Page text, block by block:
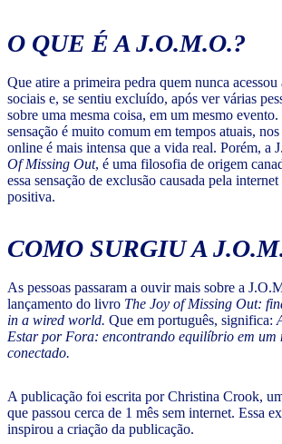
O QUE É A J.O.M.O.?
Que atire a primeira pedra quem nunca acessou
sociais e, se sentiu excluído, após ver várias
sobre uma mesma coisa, em um mesmo evento.
sensação é muito comum em tempos atuais,
online é mais intensa que a vida real. Porém, a
Of Missing Out, é uma filosofia de origem
essa sensação de exclusão causada pela
positiva.
COMO SURGIU A
As pessoas passaram a ouvir mais sobre a
lançamento do livro The Joy of Missing Out:
in a wired world. Que em português, significa:
Estar por Fora: encontrando equilíbrio em um
conectado.
A publicação foi escrita por Christina Crook,
que passou cerca de 1 mês sem internet. Essa
inspirou a criação da publicação.